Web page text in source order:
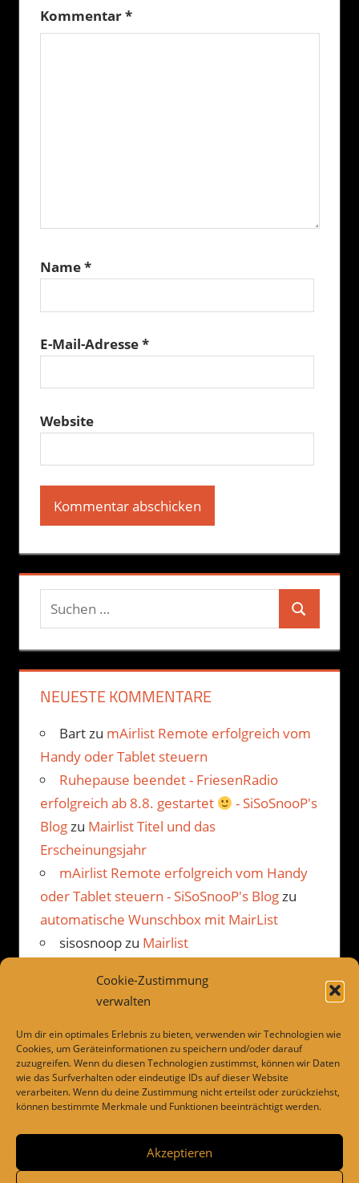
Cookie-Zustimmung
verwalten
Um dir ein optimales Erlebnis zu bieten, verwenden wir Technologien wie
Cookies, um Geräteinformationen zu speichern und/oder darauf
zuzugreifen. Wenn du diesen Technologien zustimmst, können wir Daten
wie das Surfverhalten oder eindeutige IDs auf dieser Website
verarbeiten. Wenn du deine Zustimmung nicht erteilst oder zurückziehst,
können bestimmte Merkmale und Funktionen beeinträchtigt werden.
Akzeptieren
Kommentar*
Name*
E-Mail-Adresse*
Website
Suchen
nach:
Suchen
NEUESTE KOMMENTARE
Bartzu mAirlist Remote erfolgreich vom
Handy oder Tablet steuern
Ruhepause beendet - FriesenRadio
erfolgreich ab 8.8. gestartet
- SiSoSnooP's
Blogzu Mairlist Titel und das
Erscheinungsjahr
mAirlist Remote erfolgreich vom Handy
oder Tablet steuern - SiSoSnooP's Blogzu
automatische Wunschbox mit MairList
sisosnoopzu Mairlist
Mairlist Kommentarbetrachter
LINKS
Drivesnapshot